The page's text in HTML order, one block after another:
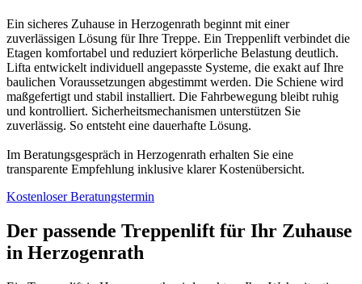
Ein sicheres Zuhause in Herzogenrath beginnt mit einer
zuverlässigen Lösung für Ihre Treppe. Ein Treppenlift verbindet die
Etagen komfortabel und reduziert körperliche Belastung deutlich.
Lifta entwickelt individuell angepasste Systeme, die exakt auf Ihre
baulichen Voraussetzungen abgestimmt werden. Die Schiene wird
maßgefertigt und stabil installiert. Die Fahrbewegung bleibt ruhig
und kontrolliert. Sicherheitsmechanismen unterstützen Sie
zuverlässig. So entsteht eine dauerhafte Lösung.
Im Beratungsgespräch in Herzogenrath erhalten Sie eine
transparente Empfehlung inklusive klarer Kostenübersicht.
Kostenloser Beratungstermin
Der passende Treppenlift für Ihr Zuhause
in Herzogenrath